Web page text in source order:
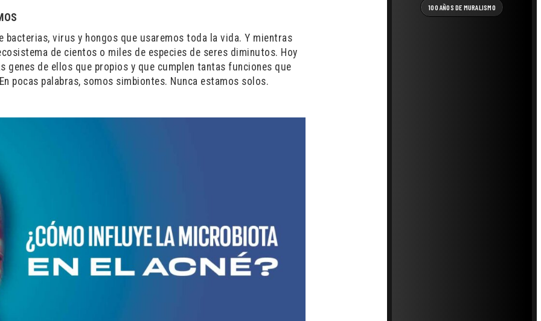
100 AÑOS DE MURALISMO
bacterias, virus y hongos que usaremos toda la vida. Y mientras
de cientos o miles de especies de seres diminutos. Hoy
genes de ellos que propios y que cumplen tantas funciones que
pocas palabras, somos simbiontes. Nunca estamos solos.